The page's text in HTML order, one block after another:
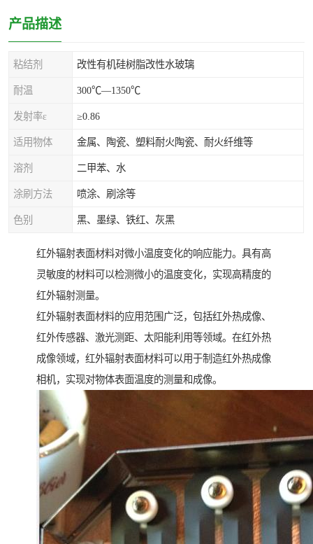
产品描述
粘结剂 改性有机硅树脂改性水玻璃
耐温 300℃—1350℃
发射率ε ≥0.86
适用物体 金属、陶瓷、塑料耐火陶瓷、耐火纤维等
溶剂 二甲苯、水
涂刷方法 喷涂、刷涂等
色别 黑、墨绿、铁红、灰黑
红外辐射表面材料对微小温度变化的响应能力。具有高
灵敏度的材料可以检测微小的温度变化，实现高精度的
红外辐射测量。
红外辐射表面材料的应用范围广泛，包括红外热成像、
红外传感器、激光测距、太阳能利用等领域。在红外热
成像领域，红外辐射表面材料可以用于制造红外热成像
相机，实现对物体表面温度的测量和成像。